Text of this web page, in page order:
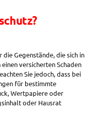
Gegenstände, die sich in
versicherten Schaden
Sie jedoch, dass bei
für bestimmte
Wertpapiere oder
oder Hausrat